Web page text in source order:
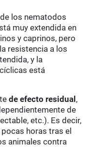
los nematodos
muy extendida en
y caprinos, pero
resistencia a los
y la
está
de efecto residual ,
de
etc.). Es decir,
horas tras el
animales contra